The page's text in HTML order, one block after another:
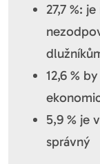
27,7 %:
12,6 %
5,9 % je
správný